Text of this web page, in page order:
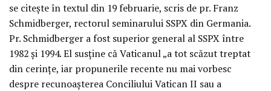
se citește în textul din 19 februarie, scris de pr. Franz
Schmidberger, rectorul seminarului SSPX din Germania.
Pr. Schmidberger a fost superior general al SSPX între
1982 și 1994. El susține că Vaticanul „a tot scăzut treptat
din cerințe, iar propunerile recente nu mai vorbesc
despre recunoașterea Conciliului Vatican II sau a